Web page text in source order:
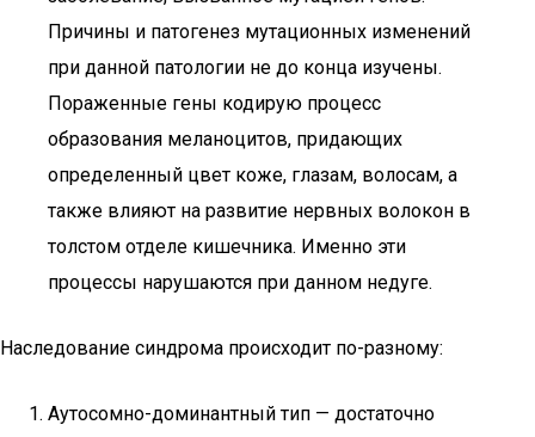
Причины и патогенез мутационных изменений
при данной патологии не до конца изучены.
Пораженные гены кодирую процесс
образования меланоцитов, придающих
определенный цвет коже, глазам, волосам, а
также влияют на развитие нервных волокон в
толстом отделе кишечника. Именно эти
процессы нарушаются при данном недуге.
Наследование синдрома происходит по-разному:
Аутосомно-доминантный тип — достаточно